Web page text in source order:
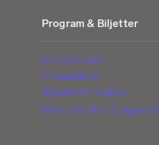
Program & Biljetter
Kalendarium
Presentkort
Biljettinformation
Mina biljetter (Logga in)